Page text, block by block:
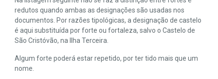
redutos quando ambas as designações são usadas nos
documentos. Por razões tipológicas, a designação de castelo
é aqui substituída por forte ou fortaleza, salvo o Castelo de
São Cristóvão, na Ilha Terceira.
Algum forte poderá estar repetido, por ter tido mais que um
nome.